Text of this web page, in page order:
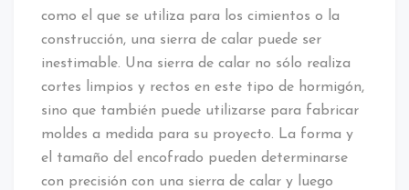
como el que se utiliza para los cimientos o la
construcción, una sierra de calar puede ser
inestimable. Una sierra de calar no sólo realiza
cortes limpios y rectos en este tipo de hormigón,
sino que también puede utilizarse para fabricar
moldes a medida para su proyecto. La forma y
el tamaño del encofrado pueden determinarse
con precisión con una sierra de calar y luego